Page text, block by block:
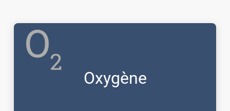
Oxygène